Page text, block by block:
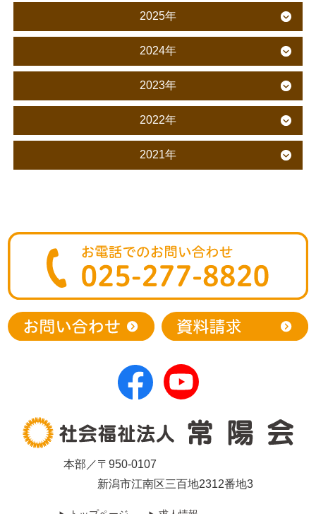
2025年
2024年
2023年
2022年
2021年
本部／〒950-0107
新潟市江南区三百地2312番地3